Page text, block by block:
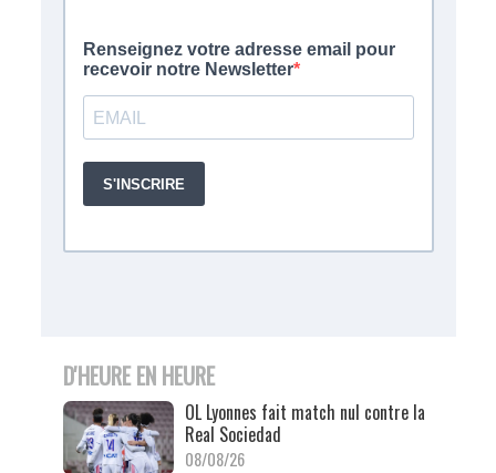
D'HEURE EN HEURE
OL Lyonnes fait match nul contre la
Real Sociedad
08/08/26